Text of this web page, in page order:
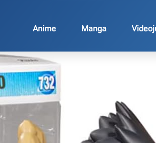
Anime Manga